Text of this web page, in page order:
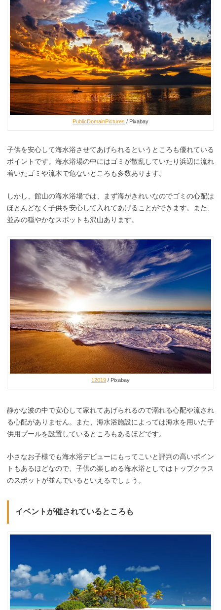
PublicDomainPictures / Pixabay
子供を安心して海水浴させてあげられるというところも優れている
ポイントです。海水浴場の中にはゴミが散乱していたり浜辺に流れ
着いたゴミや流木で危ないところも多数あります。
しかし、館山の海水浴場では、まず海がきれいなのでゴミの心配は
ほとんどなく子供を安心して入れてあげることができます。また、
並みの穏やかなスポットも沢山あります。
12019 / Pixabay
静かな波の中で安心して家れてあげられるので溺れる心配や流され
る心配がありません。また、海水浴施設によっては海水を用いた子
供用プールを設置しているところもあるほどです。
小さなお子様でも海水浴デビューにもってこいと評判の高いポイン
トもあるほどなので、子供の楽しめる海水浴としてはトップクラス
のスポットが並んでいるといえるでしょう。
イベントが催されているところも